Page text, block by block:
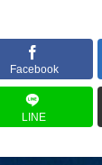
Facebook
LINE